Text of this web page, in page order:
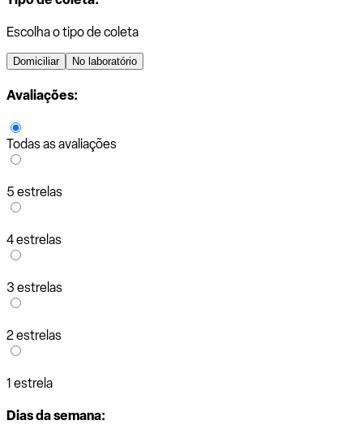
Escolha o tipo de coleta
Domiciliar No laboratório
Avaliações:
Todas as avaliações
5 estrelas
4 estrelas
3 estrelas
2 estrelas
1 estrela
Dias da semana: